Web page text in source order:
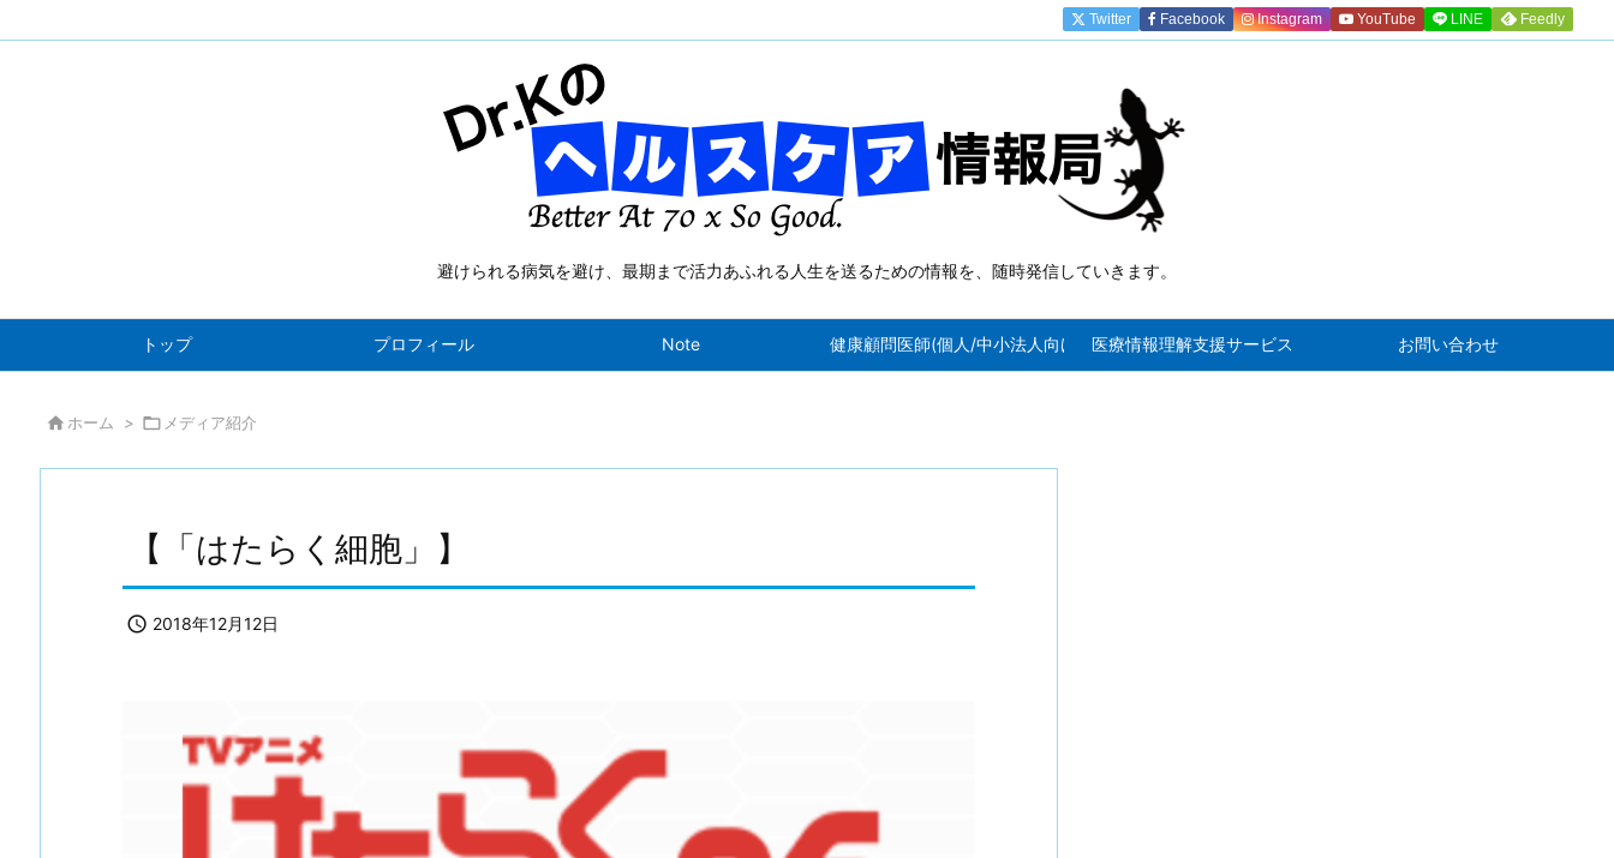
避けられる病気を避け、最期まで活力あふれる人生を送るための情報を、随時発信していきます。
トップ プロフィール Note 健康顧問医師(個人/中小法人向け) 医療情報理解支援サービス お問い合わせ
Twitter Facebook Instagram YouTube LINE Feedly
 ホーム >  メディア紹介
【「はたらく細胞」】
 2018年12月12日